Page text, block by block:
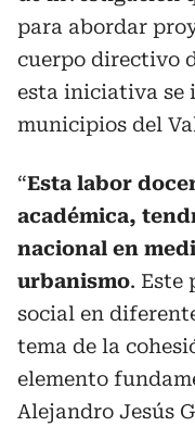
para abordar
cuerpo directivo
esta iniciativa se
municipios del
“Esta labor
académica,
nacional en
urbanismo. Este
social en
tema de la
elemento
Alejandro Jesús